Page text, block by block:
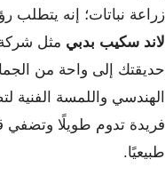
زراعة نباتات؛ إنه يتطلب
لاند سكيب بدبي مثل شركة
حديقتك إلى واحة من
الهندسي واللمسة الفنية
فريدة تدوم طويلًا وتضفي
طبيعيًا.